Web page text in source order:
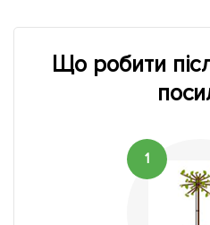
Що робити
1